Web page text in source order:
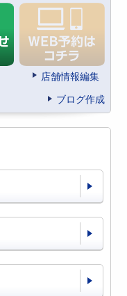
店舗情報編集
ブログ作成